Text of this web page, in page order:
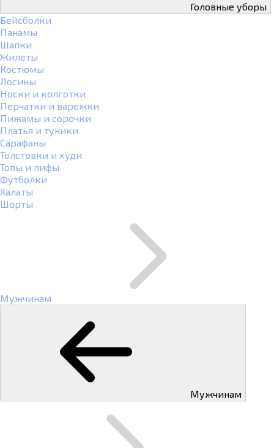
Головные уборы
Бейсболки
Панамы
Шапки
Жилеты
Костюмы
Лосины
Носки и колготки
Перчатки и варежки
Пижамы и сорочки
Платья и туники
Сарафаны
Толстовки и худи
Топы и лифы
Футболки
Халаты
Шорты
Мужчинам
Мужчинам